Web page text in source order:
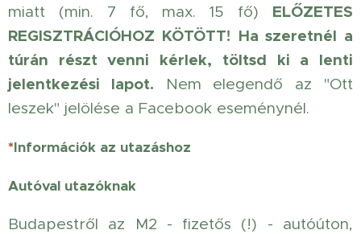
miatt (min. 7 fő, max. 15 fő) ELŐZETES
REGISZTRÁCIÓHOZ KÖTÖTT! Ha szeretnél a
túrán részt venni kérlek, töltsd ki a lenti
jelentkezési lapot. Nem elegendő az "Ott
leszek" jelölése a Facebook eseménynél.
*Információk az utazáshoz
Autóval utazóknak
Budapestről az M2 - fizetős (!) - autóúton,